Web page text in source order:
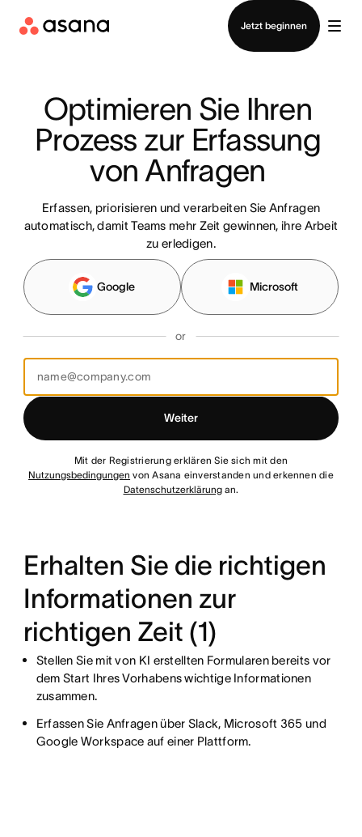
Jetzt beginnen
Vertrieb kontaktieren
Optimieren Sie Ihren
Prozess zur Erfassung
von Anfragen
Erfassen, priorisieren und verarbeiten Sie Anfragen
automatisch, damit Teams mehr Zeit gewinnen, ihre Arbeit
zu erledigen.
Google Microsoft
or
Weiter
Mit der Registrierung erklären Sie sich mit den
Nutzungsbedingungen von Asana einverstanden und erkennen die
Datenschutzerklärungan.
Erhalten Sie die richtigen
Informationen zur
richtigen Zeit (1)
Stellen Sie mit von KI erstellten Formularen bereits vor
dem Start Ihres Vorhabens wichtige Informationen
zusammen.
Erfassen Sie Anfragen über Slack, Microsoft 365 und
Google Workspace auf einer Plattform.